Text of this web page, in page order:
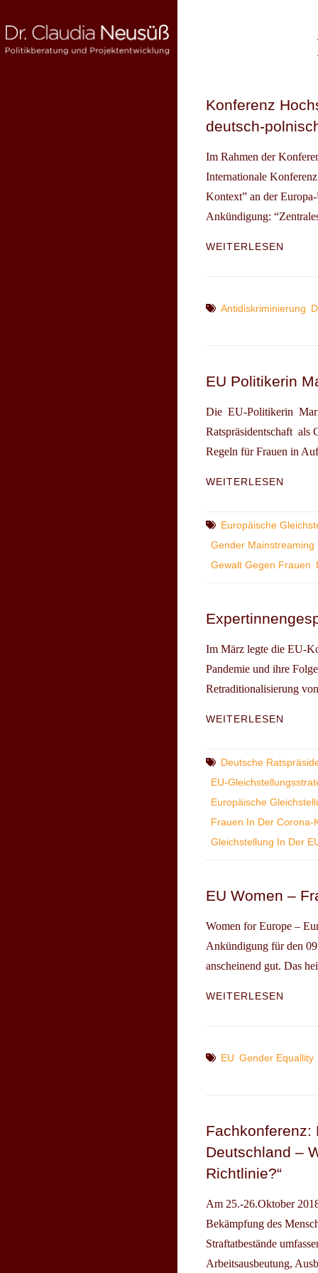
to
content
Konferenz
deutsch-
Im Rahmen der
Internationale
Kontext” an der
Ankündigung:
WEITERLESEN
Tags
Antidiskriminierung
EU Politikerin
Die EU-Politikerin
Ratspräsidentschaft als
Regeln für Frauen in
WEITERLESEN
Tags
Europäische
Gender Mainstreaming
Gewalt Gegen Frauen
Im März legte die EU-
Pandemie und ihre
Retraditionalisierung
WEITERLESEN
VON
Tags
Deutsche
EU-
Europäische
Frauen In Der Corona-
Gleichstellung In Der
EU Women –
Women for Europe –
Ankündigung für den
anscheinend gut. Das
WEITERLESEN
Tags
EU Gender Equallity
Fachkonferenz:
Deutschland –
Richtlinie?“
Am 25.-26.Oktober
Bekämpfung des
Straftatbestände
Arbeitsausbeutung,